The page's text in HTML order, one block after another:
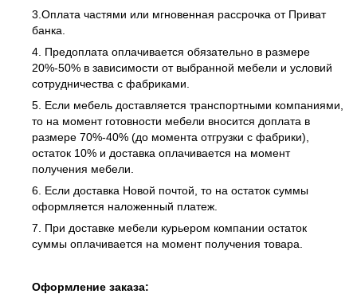
3.Оплата частями или мгновенная рассрочка от Приват
банка.
4. Предоплата оплачивается обязательно в размере
20%-50% в зависимости от выбранной мебели и условий
сотрудничества с фабриками.
5. Если мебель доставляется транспортными компаниями,
то на момент готовности мебели вносится доплата в
размере 70%-40% (до момента отгрузки с фабрики),
остаток 10% и доставка оплачивается на момент
получения мебели.
6. Если доставка Новой почтой, то на остаток суммы
оформляется наложенный платеж.
7. При доставке мебели курьером компании остаток
суммы оплачивается на момент получения товара.
Оформление заказа: